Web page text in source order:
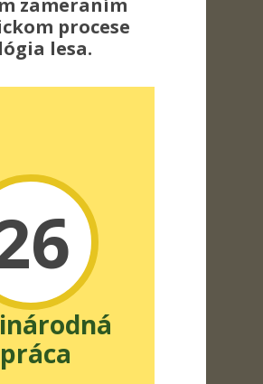
zameraním
procese
lesa.